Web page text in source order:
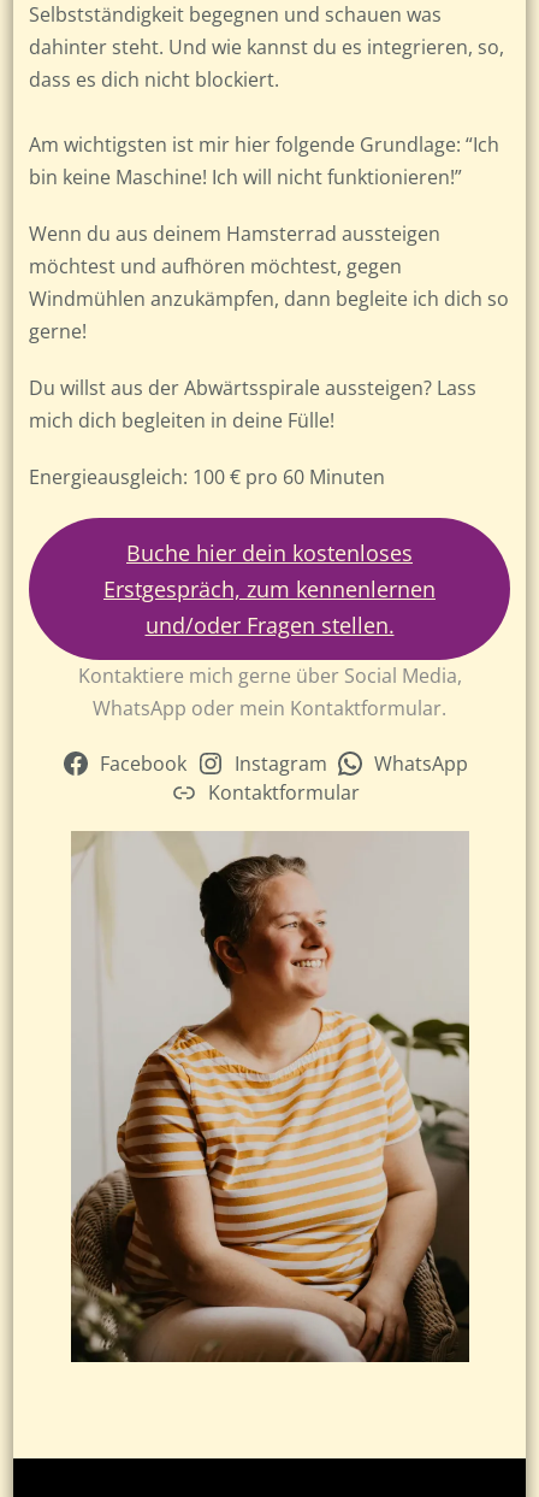
Selbstständigkeit begegnen und schauen was
dahinter steht. Und wie kannst du es integrieren, so,
dass es dich nicht blockiert.
Am wichtigsten ist mir hier folgende Grundlage: “Ich
bin keine Maschine! Ich will nicht funktionieren!”
Wenn du aus deinem Hamsterrad aussteigen
möchtest und aufhören möchtest, gegen
Windmühlen anzukämpfen, dann begleite ich dich so
gerne!
Du willst aus der Abwärtsspirale aussteigen? Lass
mich dich begleiten in deine Fülle!
Energieausgleich: 100 € pro 60 Minuten
Buche hier dein kostenloses
Erstgespräch, zum kennenlernen
und/oder Fragen stellen.
Kontaktiere mich gerne über Social Media,
WhatsApp oder mein Kontaktformular.
Facebook Instagram
WhatsApp
Kontaktformular